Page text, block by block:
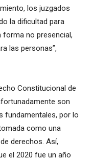
los juzgados
la dificultad para
forma no presencial,
las personas”,
Constitucional de
son
fundamentales, por lo
como una
derechos. Así,
el 2020 fue un año